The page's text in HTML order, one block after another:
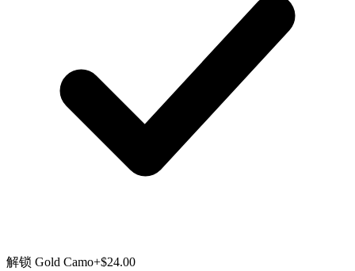
解锁 Gold Camo+$24.00